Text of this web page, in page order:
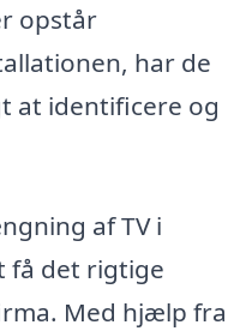
opstår
har de
at identificere og
af TV i
få det rigtige
Med hjælp fra